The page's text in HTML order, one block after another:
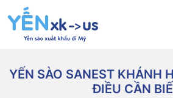
YẾN SÀO SANEST KHÁNH
ĐIỀU CẦN